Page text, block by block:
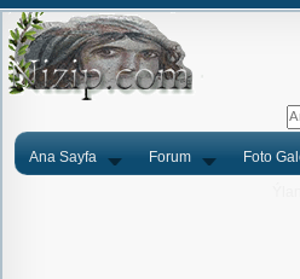
Ana Sayfa Forum Foto